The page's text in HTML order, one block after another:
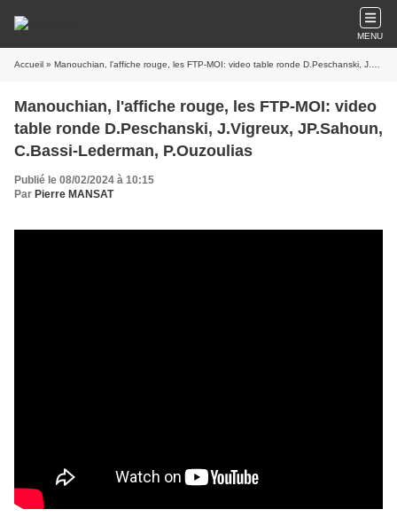
MENU
Accueil » Manouchian, l'affiche rouge, les FTP-MOI: video table ronde D.Peschanski, J.Vigreux, JP.Sahoun, C.Bassi-Lederman, P.Ouzoulias
Manouchian, l'affiche rouge, les FTP-MOI: video
table ronde D.Peschanski, J.Vigreux, JP.Sahoun,
C.Bassi-Lederman, P.Ouzoulias
Publié le 08/02/2024 à 10:15
Par Pierre MANSAT